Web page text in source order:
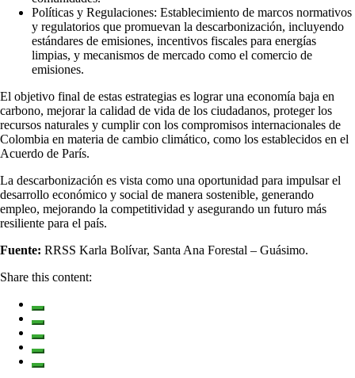
Políticas y Regulaciones: Establecimiento de marcos normativos
y regulatorios que promuevan la descarbonización, incluyendo
estándares de emisiones, incentivos fiscales para energías
limpias, y mecanismos de mercado como el comercio de
emisiones.
El objetivo final de estas estrategias es lograr una economía baja en
carbono, mejorar la calidad de vida de los ciudadanos, proteger los
recursos naturales y cumplir con los compromisos internacionales de
Colombia en materia de cambio climático, como los establecidos en el
Acuerdo de París.
La descarbonización es vista como una oportunidad para impulsar el
desarrollo económico y social de manera sostenible, generando
empleo, mejorando la competitividad y asegurando un futuro más
resiliente para el país.
Fuente: RRSS Karla Bolívar, Santa Ana Forestal – Guásimo.
Share this content: